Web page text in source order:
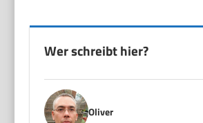
Wer schreibt hier?
Oliver